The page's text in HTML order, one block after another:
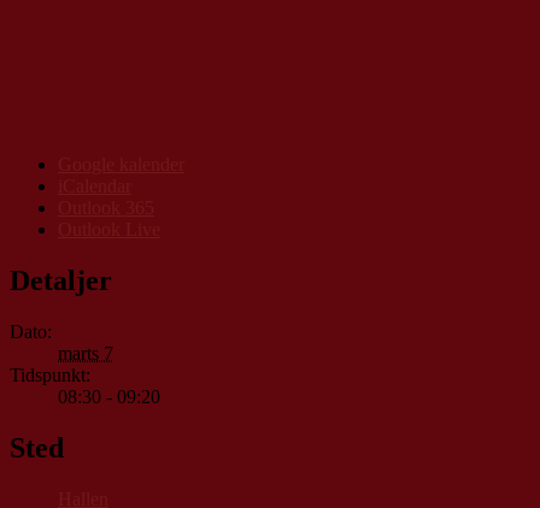
Detaljer
Dato:
marts 7
Tidspunkt:
08:30 - 09:20
Sted